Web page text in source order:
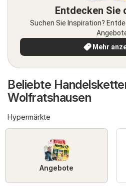
Entdecken Sie
Suchen Sie Inspiration?
Mehr
Beliebte
Wolfratshausen
Hypermärkte
Angebote